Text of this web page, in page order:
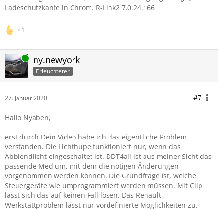
Ladeschutzkante in Chrom. R-Link2 7.0.24.166
1
Online ny.newyork
Erleuchteter
27. Januar 2020 #7
Hallo Nyaben,
erst durch Dein Video habe ich das eigentliche Problem
verstanden. Die Lichthupe funktioniert nur, wenn das
Abblendlicht eingeschaltet ist. DDT4all ist aus meiner Sicht das
passende Medium, mit dem die nötigen Änderungen
vorgenommen werden können. Die Grundfrage ist, welche
Steuergeräte wie umprogrammiert werden müssen. Mit Clip
lässt sich das auf keinen Fall lösen. Das Renault-
Werkstattproblem lässt nur vordefinierte Möglichkeiten zu.